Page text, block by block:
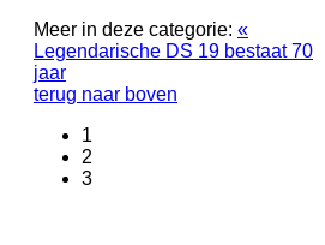
Meer in deze categorie: «
Legendarische DS 19 bestaat 70
jaar
terug naar boven
1
2
3